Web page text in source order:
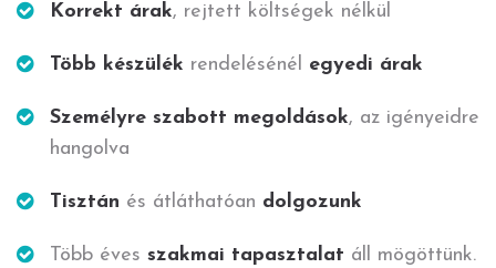
Korrekt árak, rejtett költségek nélkül
Több készülék rendelésénél egyedi árak
Személyre szabott megoldások, az igényeidre
hangolva
Tisztán és átláthatóan dolgozunk
Több éves szakmai tapasztalat áll mögöttünk.